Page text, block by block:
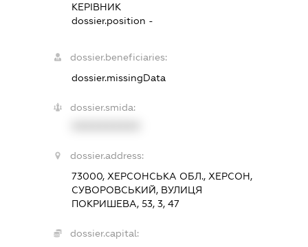
КЕРІВНИК
dossier.position -
dossier.beneficiaries:
dossier.missingData
dossier.smida:
dossier.address:
73000, ХЕРСОНСЬКА ОБЛ., ХЕРСОН,
СУВОРОВСЬКИЙ, ВУЛИЦЯ
ПОКРИШЕВА, 53, 3, 47
dossier.capital: